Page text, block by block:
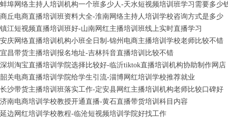
蚌埠网络主持人培训机构一个班多少人-天水短视频培训班学习需要多少
商丘电商直播培训班资料大全-淮南网络主持人培训学校咨询方式是多少
镇江短视频直播培训班好-山南网红主播培训班线上实时直播学习
安庆网络直播培训机构小班全日制-锦州电商主播培训学校老师比较不错
宜昌带货主播培训报名地址-吉林抖音直播培训比较不错
深圳淘宝直播培训学院选择比较好-临沂tiktok直播培训机构协助制作网店
韶关电商直播培训学院给学生引流-淄博网红培训学校推荐就业
长沙带货主播培训班落实工作-定安县网红主播培训机构老师比较口碑好
济南电商培训学校教授开通直播-黄石直播带货培训科目内容
延边网红培训学校教程-临沧短视频培训学院好找工作